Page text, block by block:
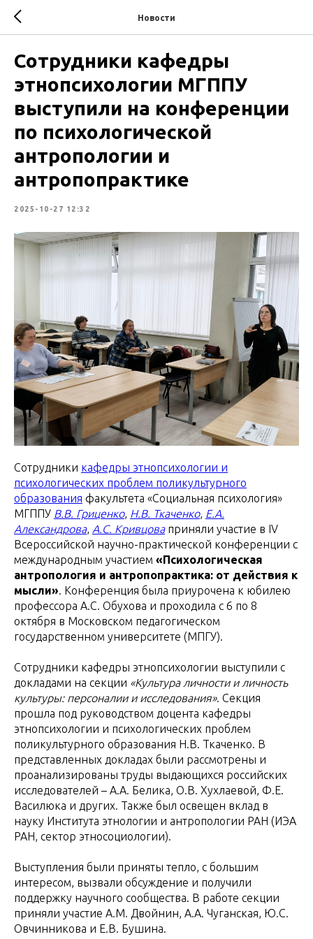
Новости
Сотрудники кафедры
этнопсихологии МГППУ
выступили на конференции
по психологической
антропологии и
антропопрактике
2025-10-27 12:32
Сотрудники кафедры этнопсихологии и
психологических проблем поликультурного
образования факультета «Социальная психология»
МГППУ В.В. Гриценко, Н.В. Ткаченко, Е.А.
Александрова, А.С. Кривцоваприняли участие в IV
Всероссийской научно-практической конференции с
международным участием «Психологическая
антропология и антропопрактика: от действия к
мысли». Конференция была приурочена к юбилею
профессора А.С. Обухова и проходила с 6 по 8
октября в Московском педагогическом
государственном университете (МПГУ).
Сотрудники кафедры этнопсихологии выступили с
докладами на секции «Культура личности и личность
культуры: персоналии и исследования». Секция
прошла под руководством доцента кафедры
этнопсихологии и психологических проблем
поликультурного образования Н.В. Ткаченко. В
представленных докладах были рассмотрены и
проанализированы труды выдающихся российских
исследователей – А.А. Белика, О.В. Хухлаевой, Ф.Е.
Василюка и других. Также был освещен вклад в
науку Института этнологии и антропологии РАН (ИЭА
РАН, сектор этносоциологии).
Выступления были приняты тепло, с большим
интересом, вызвали обсуждение и получили
поддержку научного сообщества. В работе секции
приняли участие А.М. Двойнин, А.А. Чуганская, Ю.С.
Овчинникова и Е.В. Бушина.